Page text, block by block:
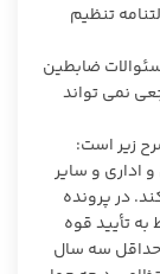
تنظیم
ضابطین
نمی تواند
اداری و سایر
در پرونده
تأیید قوه
حداقل سه سال